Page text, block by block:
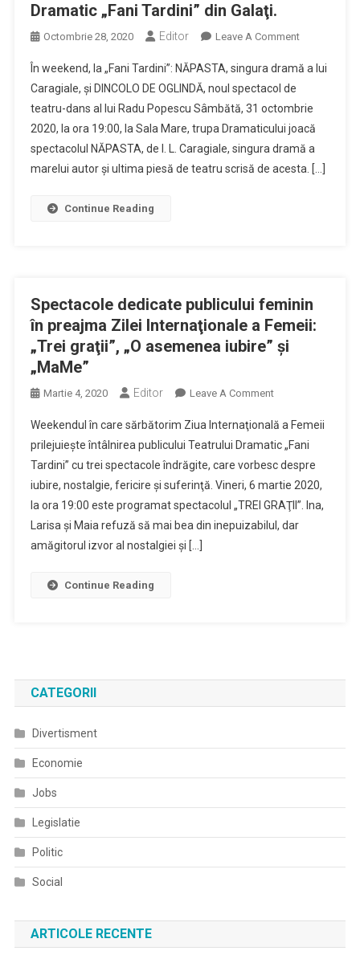
Dramatic „Fani Tardini” din Galaţi.
Octombrie 28, 2020 Editor Leave A CommentOn
Spectacole
Neratat
Se
Află
În
Tardini”
Din
În weekend, la „Fani Tardini”: NĂPASTA, singura dramă a lui
Caragiale, şi DINCOLO DE OGLINDĂ, noul spectacol de
teatru-dans al lui Radu Popescu Sâmbătă, 31 octombrie
2020, la ora 19:00, la Sala Mare, trupa Dramaticului joacă
spectacolul NĂPASTA, de I. L. Caragiale, singura dramă a
marelui autor şi ultima piesă de teatru scrisă de acesta. […]
Continue Reading
Spectacole dedicate publicului feminin
în preajma Zilei Internaţionale a Femeii:
„Trei graţii”, „O asemenea iubire” şi
„MaMe”
Martie 4, 2020 Editor Leave A CommentOn
Dedicate
Publicului
Feminin
În
Preajma
Zilei
„MaMe”
Weekendul în care sărbătorim Ziua Internaţională a Femeii
prilejuieşte întâlnirea publicului Teatrului Dramatic „Fani
Tardini” cu trei spectacole îndrăgite, care vorbesc despre
iubire, nostalgie, fericire şi suferinţă. Vineri, 6 martie 2020,
la ora 19:00 este programat spectacolul „TREI GRAŢII”. Ina,
Larisa şi Maia refuză să mai bea din inepuizabilul, dar
amăgitorul izvor al nostalgiei şi […]
Continue Reading
CATEGORII
Divertisment
Economie
Jobs
Legislatie
Politic
Social
ARTICOLE RECENTE